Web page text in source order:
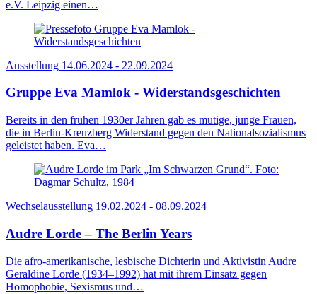
e.V. Leipzig einen…
Ausstellung 14.06.2024 - 22.09.2024
Gruppe Eva Mamlok - Widerstands­ge­schich­ten
Bereits in den frühen 1930er Jahren gab es mutige, junge Frauen,
die in Berlin-Kreuzberg Widerstand gegen den Nationalsozialismus
geleistet haben. Eva…
Wechselausstellung 19.02.2024 - 08.09.2024
Audre Lorde – The Berlin Years
Die afro-amerikanische, lesbische Dichterin und Aktivistin Audre
Geraldine Lorde (1934–1992) hat mit ihrem Einsatz gegen
Homophobie, Sexismus und…